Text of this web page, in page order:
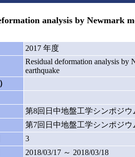
analysis by Newmark
2017 年度
Residual deformation analysis by
earthquake
第8回日中地盤工学シンポジウ
第7回日中地盤工学シンポジウ
3
2018/03/17 ～ 2018/03/18